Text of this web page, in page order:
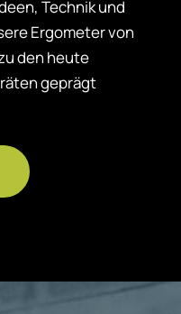
Technik und
Ergometer von
den heute
geprägt